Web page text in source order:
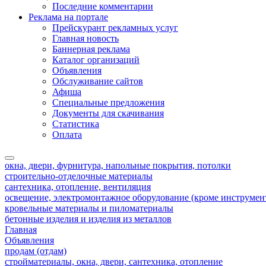
Последние комментарии
Реклама на портале
Прейскурант рекламных услуг
Главная новость
Баннерная реклама
Каталог организаций
Объявления
Обслуживание сайтов
Афиша
Специальные предложения
Документы для скачивания
Статистика
Оплата
окна, двери, фурнитура, напольные покрытия, потолки
строительно-отделочные материалы
сантехника, отопление, вентиляция
освещение, электромонтажное оборудование (кроме
кровельные материалы и пиломатериалы
бетонные изделия и изделия из металлов
Главная
Объявления
продам (отдам)
стройматериалы, окна, двери, сантехника, отопление